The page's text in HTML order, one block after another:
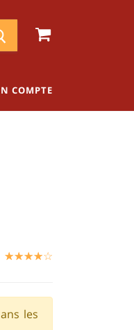
COMPTE
☆☆☆☆☆
★★★★★
les